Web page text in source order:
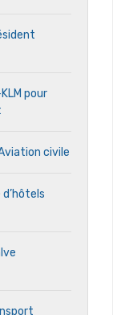
pour
civile